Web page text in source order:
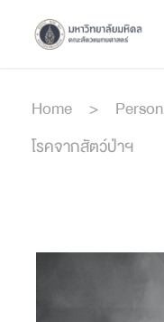
Home >
โรคจากสัตว์ป่าฯ